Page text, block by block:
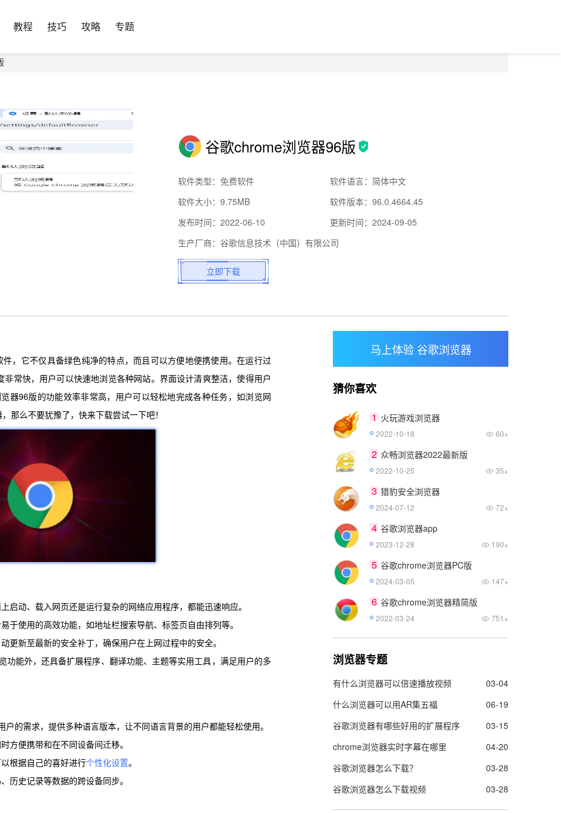
教程 技巧 攻略 专题
谷歌chrome浏览器96版
软件类型：免费软件
软件语言：简体中文
软件大小：9.75MB
软件版本：96.0.4664.45
发布时间：2022-06-10
更新时间：2024-09-05
生产厂商：谷歌信息技术（中国）有限公司
立即下载
，它不仅具备绿色纯净的特点，而且可以方便地便携使用。在运行过
常快，用户可以快速地浏览各种网站。界面设计清爽整洁，使得用户
器96版的功能效率非常高，用户可以轻松地完成各种任务，如浏览网
那么不要犹豫了，快来下载尝试一下吧！
启动、载入网页还是运行复杂的网络应用程序，都能迅速响应。
于使用的高效功能，如地址栏搜索导航、标签页自由排列等。
更新至最新的安全补丁，确保用户在上网过程中的安全。
功能外，还具备扩展程序、翻译功能、主题等实用工具，满足用户的多
的需求，提供多种语言版本，让不同语言背景的用户都能轻松使用。
方便携带和在不同设备间迁移。
根据自己的喜好进行个性化设置。
历史记录等数据的跨设备同步。
马上体验 谷歌浏览器
猜你喜欢
1 火玩游戏浏览器
2022-10-18 60+
2 众畅浏览器2022最新版
2022-10-25 35+
3 猎豹安全浏览器
2024-07-12 72+
4 谷歌浏览器app
2023-12-28 190+
5 谷歌chrome浏览器PC版
2024-03-05 147+
6 谷歌chrome浏览器精简版
2022-03-24 751+
浏览器专题
有什么浏览器可以倍速播放视频
03-04
什么浏览器可以用AR集五福
06-19
谷歌浏览器有哪些好用的扩展程序
03-15
chrome浏览器实时字幕在哪里
04-20
谷歌浏览器怎么下载？
03-28
谷歌浏览器怎么下载视频
03-28